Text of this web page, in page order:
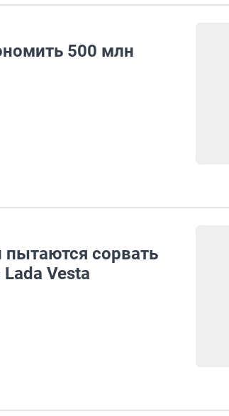
500 млн
сорвать
Vesta